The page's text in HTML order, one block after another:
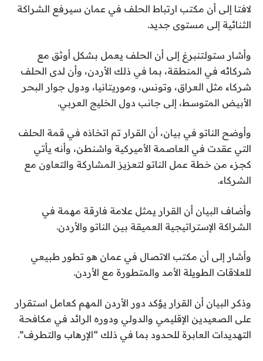
لافتا إلى أن مكتب ارتباط الحلف في عمان سيرفع الشراكة
الثنائية إلى مستوى جديد.
وأشار ستولتنبرغ إلى أن الحلف يعمل بشكل أوثق مع
شركائه في المنطقة، بما في ذلك الأردن، وأن لدى الحلف
شركاء مثل العراق، وتونس، وموريتانيا، ودول جوار البحر
الأبيض المتوسط، إلى جانب دول الخليج العربي.
وأوضح الناتو في بيان، أن القرار تم اتخاذه في قمة الحلف
التي عقدت في العاصمة الأميركية واشنطن، وأنه يأتي
كجزء من خطة عمل الناتو لتعزيز المشاركة والتعاون مع
الشركاء.
وأضاف البيان أن القرار يمثل علامة فارقة مهمة في
الشراكة الإستراتيجية العميقة بين الناتو والأردن.
وأشار إلى أن مكتب الاتصال في عمان هو تطور طبيعي
للعلاقات الطويلة الأمد والمتطورة مع الأردن.
وذكر البيان أن القرار يؤكد دور الأردن المهم كعامل استقرار
على الصعيدين الإقليمي والدولي ودوره الرائد في مكافحة
التهديدات العابرة للحدود بما في ذلك “الإرهاب والتطرف”.